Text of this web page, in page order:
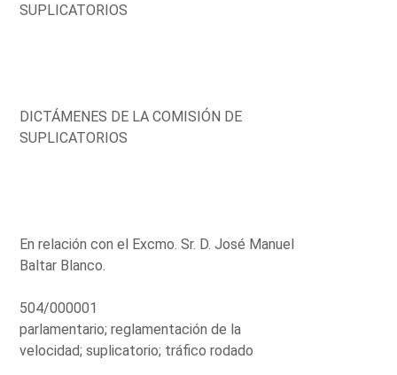
SUPLICATORIOS
DICTÁMENES DE LA COMISIÓN DE
SUPLICATORIOS
En relación con el Excmo. Sr. D. José Manuel
Baltar Blanco.
504/000001
parlamentario; reglamentación de la
velocidad; suplicatorio; tráfico rodado